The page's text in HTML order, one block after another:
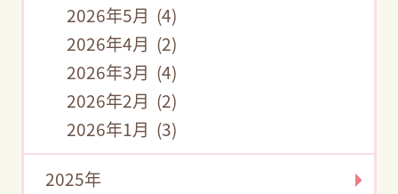
2026年5月 (4)
2026年4月 (2)
2026年3月 (4)
2026年2月 (2)
2026年1月 (3)
2025年